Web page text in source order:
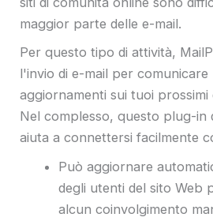
maggior parte delle e-mail.
Per questo tipo di attività,
l'invio di e-mail per comunicare
aggiornamenti sui tuoi
Nel complesso, questo plug-in
aiuta a connettersi facilmente
Può aggiornare
degli utenti del sito Web
alcun coinvolgimento